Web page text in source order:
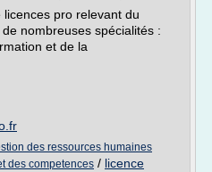
pro relevant du
nombreuses spécialités :
et de la
des ressources humaines
des competences / licence